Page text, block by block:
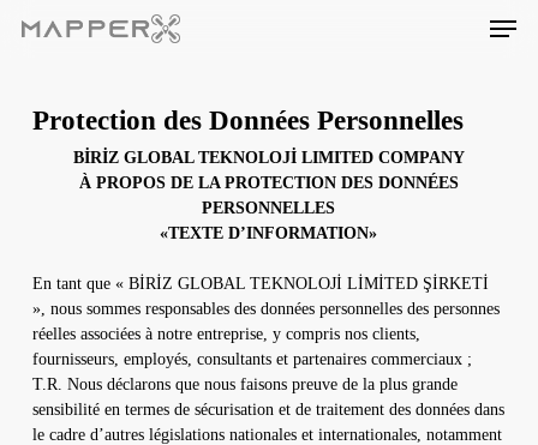
Menu
Protection des Données Personnelles
BİRİZ GLOBAL TEKNOLOJİ LIMITED COMPANY
À PROPOS DE LA PROTECTION DES DONNÉES
PERSONNELLES
«TEXTE D’INFORMATION»
En tant que « BİRİZ GLOBAL TEKNOLOJİ LİMİTED ŞİRKETİ
», nous sommes responsables des données personnelles des personnes
réelles associées à notre entreprise, y compris nos clients,
fournisseurs, employés, consultants et partenaires commerciaux ;
T.R. Nous déclarons que nous faisons preuve de la plus grande
sensibilité en termes de sécurisation et de traitement des données dans
le cadre d’autres législations nationales et internationales, notamment